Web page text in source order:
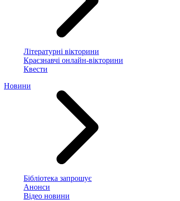
Літературні вікторини
Краєзнавчі онлайн-вікторини
Квести
Новини
Бібліотека запрошує
Анонси
Відео новини